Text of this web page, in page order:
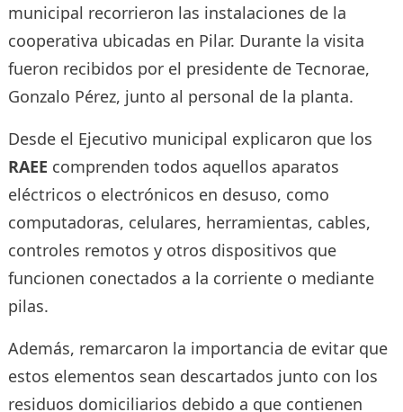
municipal recorrieron las instalaciones de la
cooperativa ubicadas en Pilar. Durante la visita
fueron recibidos por el presidente de Tecnorae,
Gonzalo Pérez, junto al personal de la planta.
Desde el Ejecutivo municipal explicaron que los
RAEE comprenden todos aquellos aparatos
eléctricos o electrónicos en desuso, como
computadoras, celulares, herramientas, cables,
controles remotos y otros dispositivos que
funcionen conectados a la corriente o mediante
pilas.
Además, remarcaron la importancia de evitar que
estos elementos sean descartados junto con los
residuos domiciliarios debido a que contienen